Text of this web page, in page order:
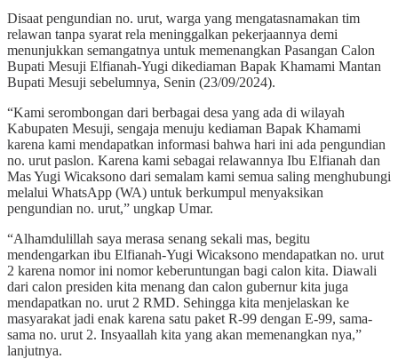
Disaat pengundian no. urut, warga yang mengatasnamakan tim
relawan tanpa syarat rela meninggalkan pekerjaannya demi
menunjukkan semangatnya untuk memenangkan Pasangan Calon
Bupati Mesuji Elfianah-Yugi dikediaman Bapak Khamami Mantan
Bupati Mesuji sebelumnya, Senin (23/09/2024).
“Kami serombongan dari berbagai desa yang ada di wilayah
Kabupaten Mesuji, sengaja menuju kediaman Bapak Khamami
karena kami mendapatkan informasi bahwa hari ini ada pengundian
no. urut paslon. Karena kami sebagai relawannya Ibu Elfianah dan
Mas Yugi Wicaksono dari semalam kami semua saling menghubungi
melalui WhatsApp (WA) untuk berkumpul menyaksikan
pengundian no. urut,” ungkap Umar.
“Alhamdulillah saya merasa senang sekali mas, begitu
mendengarkan ibu Elfianah-Yugi Wicaksono mendapatkan no. urut
2 karena nomor ini nomor keberuntungan bagi calon kita. Diawali
dari calon presiden kita menang dan calon gubernur kita juga
mendapatkan no. urut 2 RMD. Sehingga kita menjelaskan ke
masyarakat jadi enak karena satu paket R-99 dengan E-99, sama-
sama no. urut 2. Insyaallah kita yang akan memenangkan nya,”
lanjutnya.